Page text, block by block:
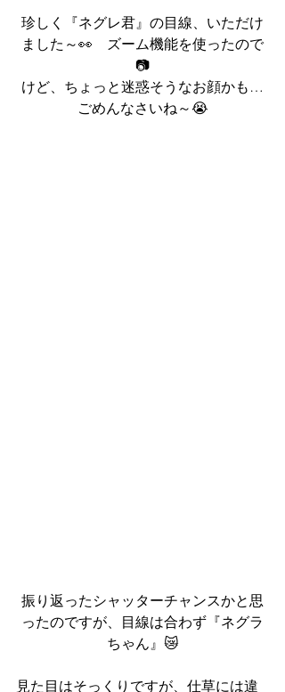
珍しく『ネグレ君』の目線、いただけ
ました～👀　ズーム機能を使ったので
📷
けど、ちょっと迷惑そうなお顔かも…
ごめんなさいね～😭
振り返ったシャッターチャンスかと思
ったのですが、目線は合わず『ネグラ
ちゃん』😿
見た目はそっくりですが、仕草には違